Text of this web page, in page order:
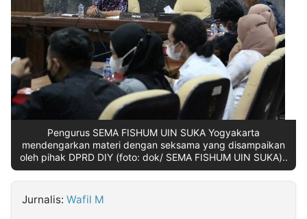
NTB
Time
IDN
Jogja
Rakyat
News
Notice
Baru
Kabarbaru
Pengurus SEMA FISHUM UIN SUKA Yogyakarta
mendengarkan materi dengan seksama yang disampaikan
oleh pihak DPRD DIY (foto: dok/ SEMA FISHUM UIN SUKA)..
Jurnalis: Wafil M